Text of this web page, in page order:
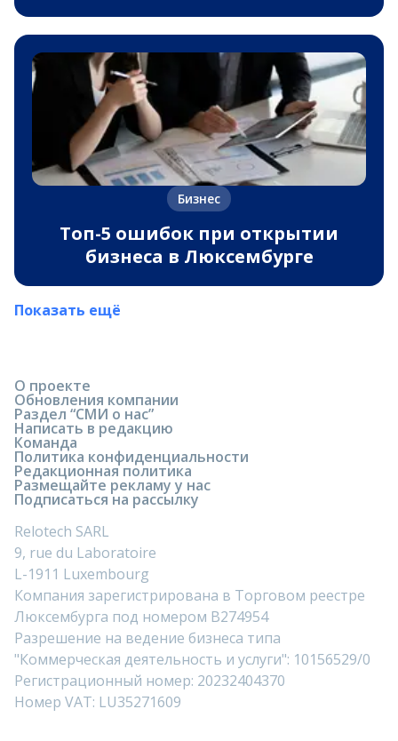
Бизнес
Топ-5 ошибок при открытии
бизнеса в Люксембурге
Показать ещё
О проекте
Обновления компании
Раздел “СМИ о нас”
Написать в редакцию
Команда
Политика конфиденциальности
Редакционная политика
Размещайте рекламу у нас
Подписаться на рассылку
Relotech SARL
9, rue du Laboratoire
L-1911 Luxembourg
Компания зарегистрирована в Торговом реестре
Люксембурга под номером B274954
Разрешение на ведение бизнеса типа
"Коммерческая деятельность и услуги": 10156529/0
Регистрационный номер: 20232404370
Номер VAT: LU35271609